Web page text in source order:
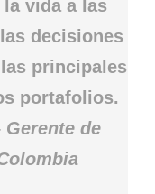
vida a las
decisiones
principales
portafolios.
de